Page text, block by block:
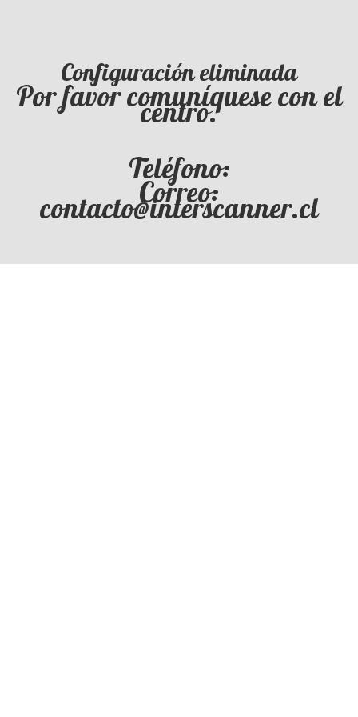
Configuración eliminada
Por favor comuníquese con el
centro.
Teléfono:
Correo:
contacto@interscanner.cl